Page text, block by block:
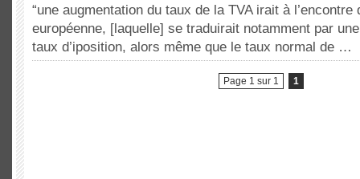
“une augmentation du taux de la TVA irait à
européenne, [laquelle] se traduirait notamment par
taux d’iposition, alors même que le taux normal de …
Page 1 sur 1 1